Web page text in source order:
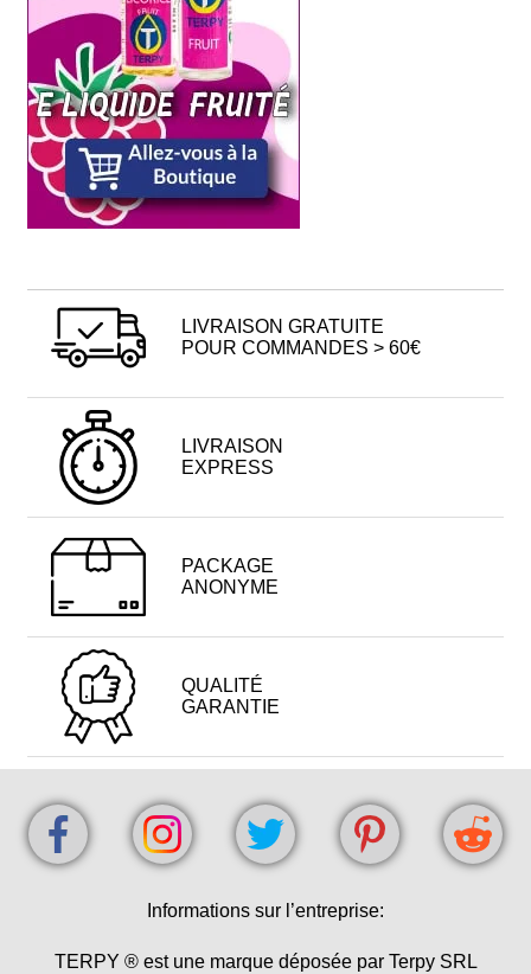
LIVRAISON GRATUITE
POUR COMMANDES > 60€
LIVRAISON
EXPRESS
PACKAGE
ANONYME
QUALITÉ
GARANTIE
Informations sur l’entreprise:
TERPY ® est une marque déposée par Terpy SRL